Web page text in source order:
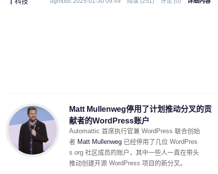
Matt Mullenweg停用了计划推动分叉的贡
献者的WordPress账户
Automattic 首席执行官兼 WordPress 联合创始
者 Matt Mullenweg 已经停用了几位 WordPres
s.org 社区成员的账户，其中一些人一直在带头
推动创建开源 WordPress 项目的新分叉。